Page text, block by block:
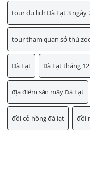
tour du lịch Đà Lạt 3 ngày
tour tham quan sở thú
Đà Lạt Đà Lạt tháng 12
địa điểm săn mây Đà Lạt
đồi cỏ hồng đà lạt đồi